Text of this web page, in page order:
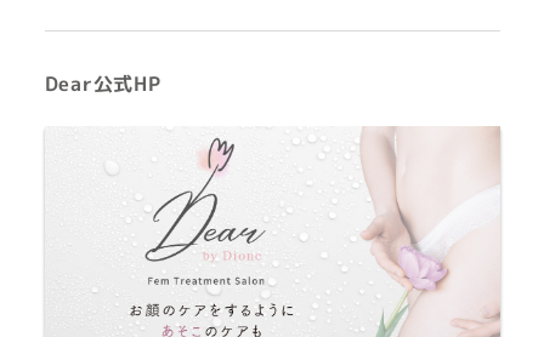
Dear公式HP